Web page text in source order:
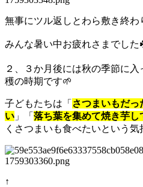
無事にツル返しとわら敷き終わ
みんな暑い中お疲れさまでし
２、３か月後には秋の季節に
穫の時期です🌱
子どもたちは「 さつまいもだ
い 」「 落ち葉を集めて焼き芋し
くさつまいも食べたいという
↑